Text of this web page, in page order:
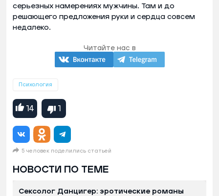
серьезных намерениях мужчины. Там и до
решающего предложения руки и сердца совсем
недалеко.
Читайте нас в
Психология
14 1
5 человек поделились статьей
НОВОСТИ ПО ТЕМЕ
Сексолог Данцигер: эротические романы